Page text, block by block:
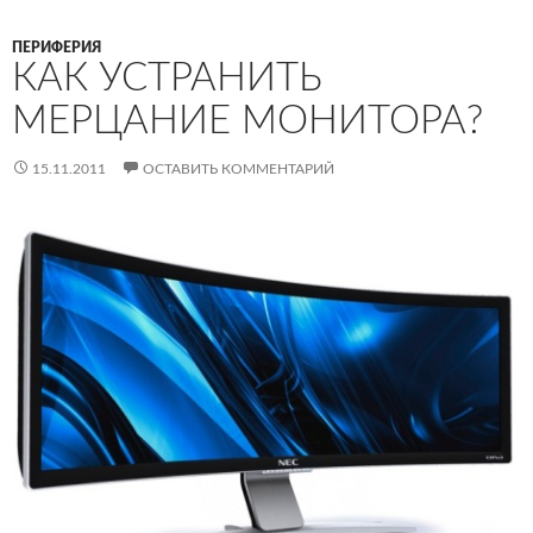
ПЕРИФЕРИЯ
КАК УСТРАНИТЬ
МЕРЦАНИЕ МОНИТОРА?
15.11.2011 ОСТАВИТЬ КОММЕНТАРИЙ